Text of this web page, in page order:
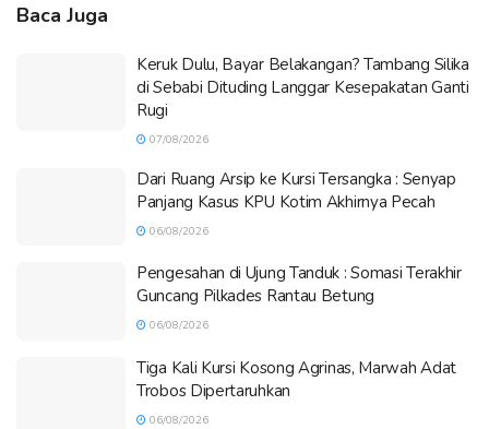
Baca Juga
Keruk Dulu, Bayar Belakangan? Tambang Silika
di Sebabi Dituding Langgar Kesepakatan Ganti
Rugi
07/08/2026
Dari Ruang Arsip ke Kursi Tersangka : Senyap
Panjang Kasus KPU Kotim Akhirnya Pecah
06/08/2026
Pengesahan di Ujung Tanduk : Somasi Terakhir
Guncang Pilkades Rantau Betung
06/08/2026
Tiga Kali Kursi Kosong Agrinas, Marwah Adat
Trobos Dipertaruhkan
06/08/2026